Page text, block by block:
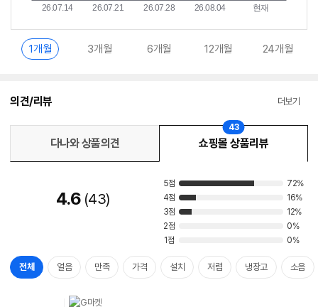
1개월 3개월 6개월 12개월 24개월
의견/리뷰 더보기
다나와 상품의견 쇼핑몰 상품리뷰
43
4.6 43
5점
72%
4점
16%
3점
12%
2점
0%
1점
0%
전체 얼음 만족 가격 설치 저렴 냉장고 소음